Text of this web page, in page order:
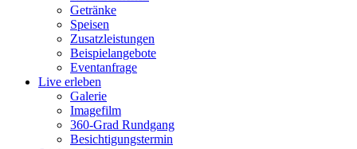
Getränke
Speisen
Zusatzleistungen
Beispielangebote
Eventanfrage
Live erleben
Galerie
Imagefilm
360-Grad Rundgang
Besichtigungstermin